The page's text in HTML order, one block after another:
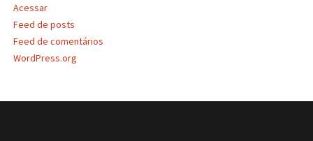
Acessar
Feed de posts
Feed de comentários
WordPress.org